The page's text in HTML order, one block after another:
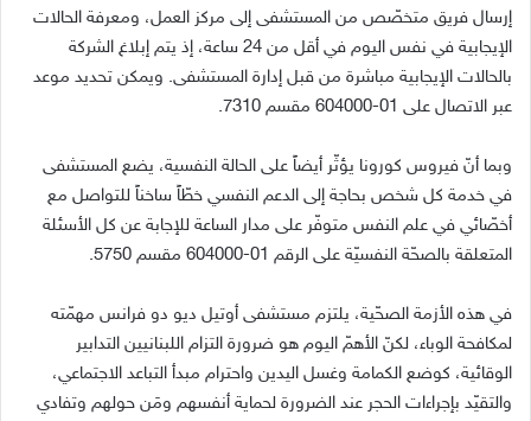
إرسال فريق متخصّص من المستشفى إلى مركز العمل، ومعرفة الحالات
الإيجابية في نفس اليوم في أقل من 24 ساعة، إذ يتم إبلاغ الشركة
بالحالات الإيجابية مباشرة من قبل إدارة المستشفى. ويمكن تحديد موعد
عبر الاتصال على 01-604000 مقسم 7310.
وبما أنّ فيروس كورونا يؤثّر أيضاً على الحالة النفسية، يضع المستشفى
في خدمة كل شخص بحاجة إلى الدعم النفسي خطّاً ساخناً للتواصل مع
أخصّائي في علم النفس متوفّر على مدار الساعة للإجابة عن كل الأسئلة
المتعلقة بالصحّة النفسيّة على الرقم 01-604000 مقسم 5750.
في هذه الأزمة الصحّية، يلتزم مستشفى أوتيل ديو دو فرانس مهمّته
لمكافحة الوباء، لكنّ الأهمّ اليوم هو ضرورة التزام اللبنانيين التدابير
الوقائية، كوضع الكمامة وغسل اليدين واحترام مبدأ التباعد الاجتماعي،
والتقيّد بإجراءات الحجر عند الضرورة لحماية أنفسهم ومَن حولهم وتفادي